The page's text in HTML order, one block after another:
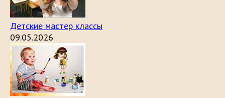
Детские мастер классы
09.05.2026